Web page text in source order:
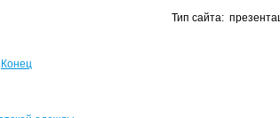
Тип сайта:
Конец